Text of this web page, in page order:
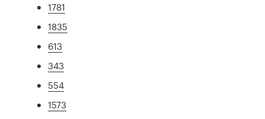
1781
1835
613
343
554
1573